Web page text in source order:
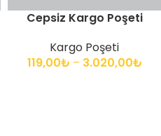
Cepsiz Kargo Poşeti
Kargo Poşeti
119,00₺ – 3.020,00₺